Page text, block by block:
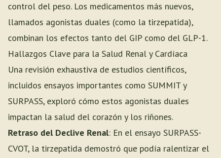
control del peso. Los medicamentos más nuevos,
llamados agonistas duales (como la tirzepatida),
combinan los efectos tanto del GIP como del GLP-1.
Hallazgos Clave para la Salud Renal y Cardíaca
Una revisión exhaustiva de estudios científicos,
incluidos ensayos importantes como SUMMIT y
SURPASS, exploró cómo estos agonistas duales
impactan la salud del corazón y los riñones.
Retraso del Declive Renal: En el ensayo SURPASS-
CVOT, la tirzepatida demostró que podía ralentizar el